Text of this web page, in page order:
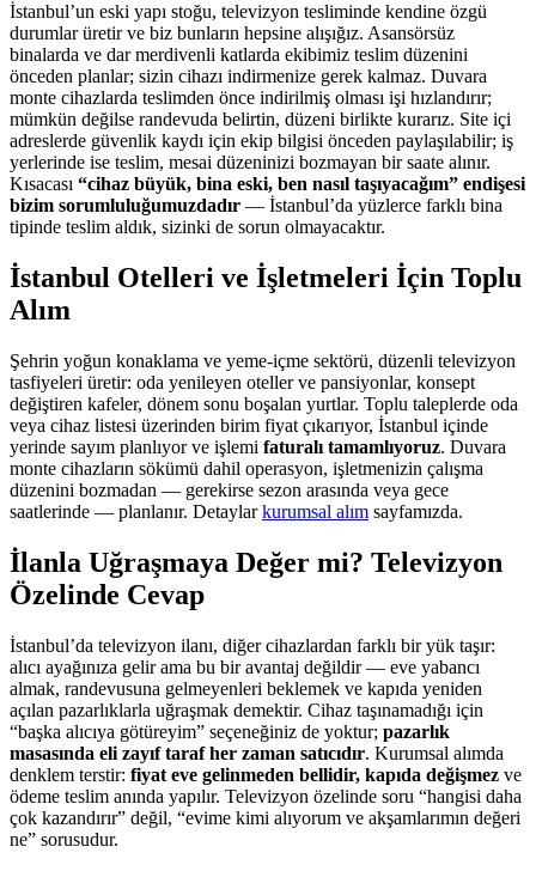
İstanbul’un eski yapı stoğu, televizyon tesliminde kendine özgü
durumlar üretir ve biz bunların hepsine alışığız. Asansörsüz
binalarda ve dar merdivenli katlarda ekibimiz teslim düzenini
önceden planlar; sizin cihazı indirmenize gerek kalmaz. Duvara
monte cihazlarda teslimden önce indirilmiş olması işi hızlandırır;
mümkün değilse randevuda belirtin, düzeni birlikte kurarız. Site içi
adreslerde güvenlik kaydı için ekip bilgisi önceden paylaşılabilir; iş
yerlerinde ise teslim, mesai düzeninizi bozmayan bir saate alınır.
Kısacası “cihaz büyük, bina eski, ben nasıl taşıyacağım” endişesi
bizim sorumluluğumuzdadır — İstanbul’da yüzlerce farklı bina
tipinde teslim aldık, sizinki de sorun olmayacaktır.
İstanbul Otelleri ve İşletmeleri İçin Toplu
Alım
Şehrin yoğun konaklama ve yeme-içme sektörü, düzenli televizyon
tasfiyeleri üretir: oda yenileyen oteller ve pansiyonlar, konsept
değiştiren kafeler, dönem sonu boşalan yurtlar. Toplu taleplerde oda
veya cihaz listesi üzerinden birim fiyat çıkarıyor, İstanbul içinde
yerinde sayım planlıyor ve işlemi faturalı tamamlıyoruz. Duvara
monte cihazların sökümü dahil operasyon, işletmenizin çalışma
düzenini bozmadan — gerekirse sezon arasında veya gece
saatlerinde — planlanır. Detaylarkurumsal alım sayfamızda.
İlanla Uğraşmaya Değer mi? Televizyon
Özelinde Cevap
İstanbul’da televizyon ilanı, diğer cihazlardan farklı bir yük taşır:
alıcı ayağınıza gelir ama bu bir avantaj değildir — eve yabancı
almak, randevusuna gelmeyenleri beklemek ve kapıda yeniden
açılan pazarlıklarla uğraşmak demektir. Cihaz taşınamadığı için
“başka alıcıya götüreyim” seçeneğiniz de yoktur; pazarlık
masasında eli zayıf taraf her zaman satıcıdır. Kurumsal alımda
denklem terstir: fiyat eve gelinmeden bellidir, kapıda değişmez ve
ödeme teslim anında yapılır. Televizyon özelinde soru “hangisi daha
çok kazandırır” değil, “evime kimi alıyorum ve akşamlarımın değeri
ne” sorusudur.